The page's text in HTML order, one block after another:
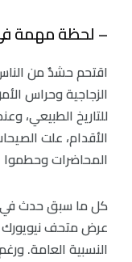
– لحظة مهمة
الزجاجية وحراس
للتاريخ الطبيعي،
الأقدام، علت
المحاضرات وحطموا
عرض متحف نيويورك
النسبية العامة.